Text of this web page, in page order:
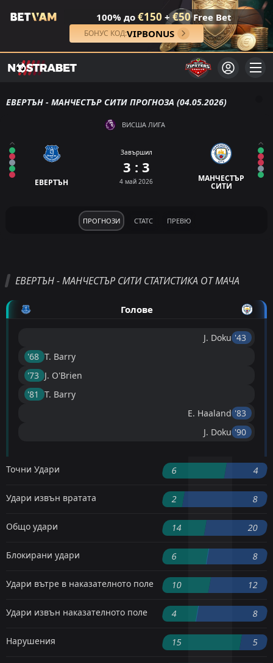
100% до €150 + €50Free Bet
БОНУС КОД:VIPBONUS
ЕВЕРТЪН - МАНЧЕСТЪР СИТИ ПРОГНОЗА (04.05.2026)
ВИСША ЛИГА
ЕВЕРТЪН
Завършил
3 : 3
4 май 2026 МАНЧЕСТЪР
СИТИ
ПРОГНОЗИ СТАТС ПРЕВЮ
ЕВЕРТЪН - МАНЧЕСТЪР СИТИ СТАТИСТИКА ОТ МАЧА
Голове
J. Doku '43 ︎
'68 ︎ T. Barry
'73 ︎ J. O'Brien
'81 ︎
T. Barry
E. Haaland '83 ︎
J. Doku '90 ︎
Точни Удари 6 4
Удари извън вратата 2 8
Общо удари 14 20
Блокирани удари 6 8
Удари вътре в наказателното поле 10 12
Удари извън наказателното поле 4 8
Нарушения 15 5